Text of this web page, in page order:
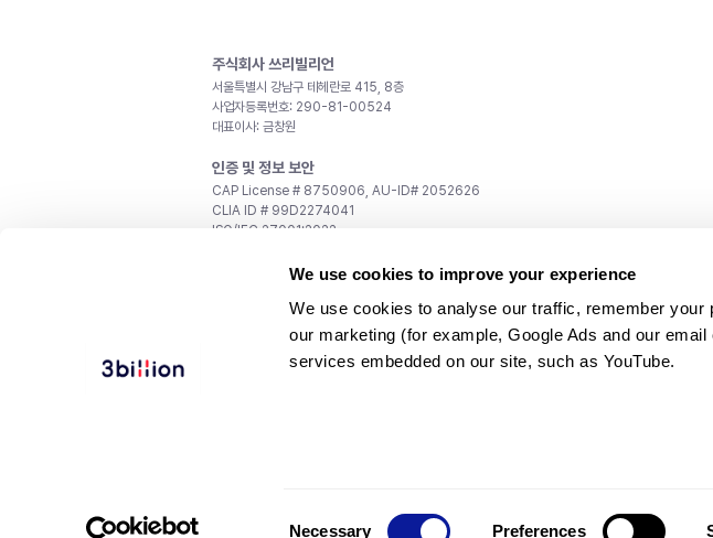
We use cookies to improve your experience
We use cookies to analyse our traffic, remember
our marketing (for example, Google Ads and our
services embedded on our site, such as YouTube.
Necessary Preferences
주식회사 쓰리빌리언
서울특별시 강남구 테헤란로 415, 8층
사업자등록번호: 290-81-00524
대표이사: 금창원
인증 및 정보 보안
CAP License # 8750906, AU-ID# 2052626
CLIA ID # 99D2274041
ISO/IEC 27001:2022
recruiting@3billion.io
ir@3billion.io